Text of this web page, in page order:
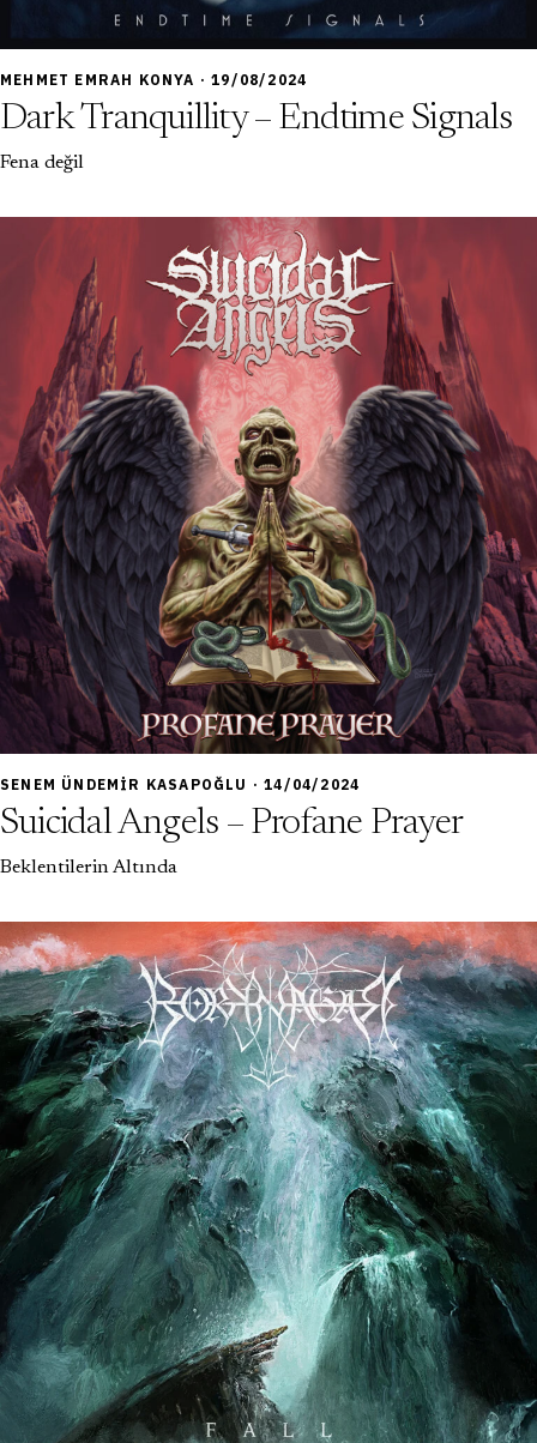
7,0
MEHMET EMRAH KONYA · 19/08/2024
Dark Tranquillity – Endtime Signals
Fena değil
6,5
SENEM ÜNDEMIR KASAPOĞLU · 14/04/2024
Suicidal Angels – Profane Prayer
Beklentilerin Altında